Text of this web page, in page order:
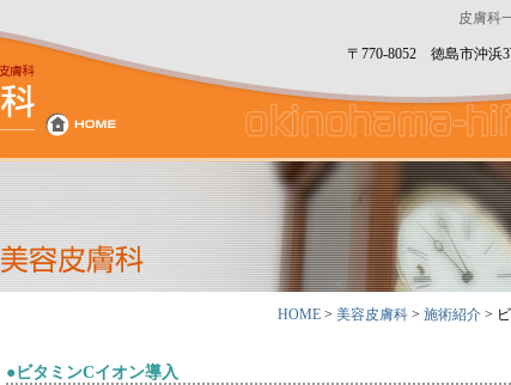
皮膚科
〒770-8052 徳島市沖浜
HOME > 美容皮膚科 > 施術紹介 >
●ビタミンCイオン導入